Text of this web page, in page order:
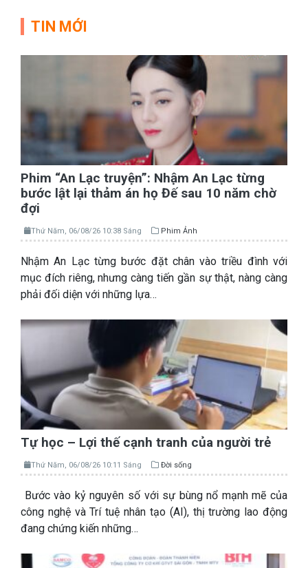
TIN MỚI
Phim “An Lạc truyện”: Nhậm An Lạc từng
bước lật lại thảm án họ Đế sau 10 năm chờ
đợi
Thứ Năm, 06/08/26 10:38 Sáng Phim Ảnh
Nhậm An Lạc từng bước đặt chân vào triều đình với
mục đích riêng, nhưng càng tiến gần sự thật, nàng càng
phải đối diện với những lựa…
Tự học – Lợi thế cạnh tranh của người trẻ
Thứ Năm, 06/08/26 10:11 Sáng Đời sống
Bước vào kỷ nguyên số với sự bùng nổ mạnh mẽ của
công nghệ và Trí tuệ nhân tạo (AI), thị trường lao động
đang chứng kiến những…